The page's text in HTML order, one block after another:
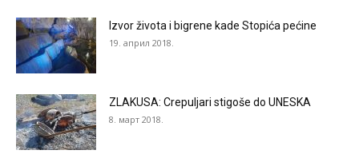
Izvor života i bigrene kade Stopića pećine
19. април 2018.
ZLAKUSA: Crepuljari stigoše do UNESKA
8. март 2018.